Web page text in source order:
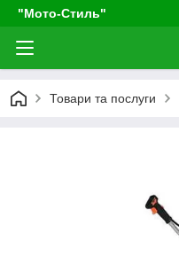
"Мото-Стиль"
Товари та послуги